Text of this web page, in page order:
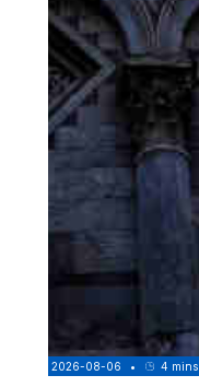
2026-08-06 • 4 mins